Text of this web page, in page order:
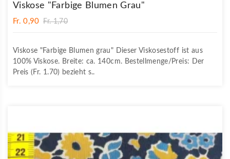
Viskose "Farbige Blumen Grau"
Fr. 0,90 Fr. 1,70
Viskose "Farbige Blumen grau" Dieser Viskosestoff ist aus
100% Viskose. Breite: ca. 140cm. Bestellmenge/Preis: Der
Preis (Fr. 1.70) bezieht s..